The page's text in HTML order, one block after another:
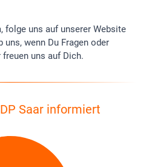
folge uns auf unserer Website
wenn Du Fragen oder
uns auf Dich.
Saar informiert